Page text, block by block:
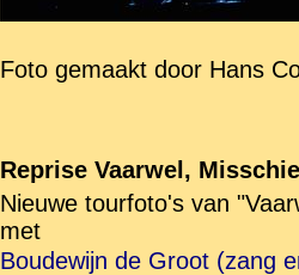
Foto gemaakt door Hans
Reprise Vaarwel,
Nieuwe tourfoto's van
met
Boudewijn de Groot (zang